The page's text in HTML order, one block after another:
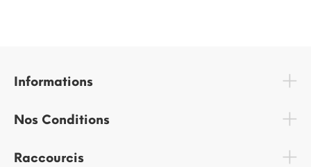
Informations
Nos Conditions
Raccourcis